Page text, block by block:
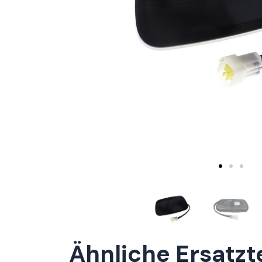
Ähnliche
ConnE